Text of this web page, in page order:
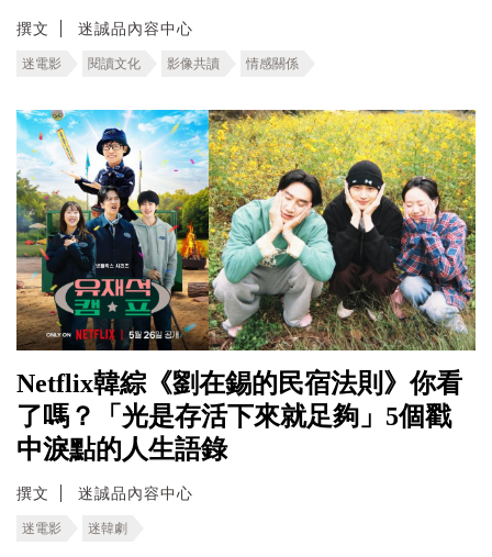
撰文 迷誠品內容中心
迷電影 閱讀文化 影像共讀 情感關係
Netflix韓綜《劉在錫的民宿法則》你看
了嗎？「光是存活下來就足夠」5個戳
中淚點的人生語錄
撰文 迷誠品內容中心
迷電影 迷韓劇